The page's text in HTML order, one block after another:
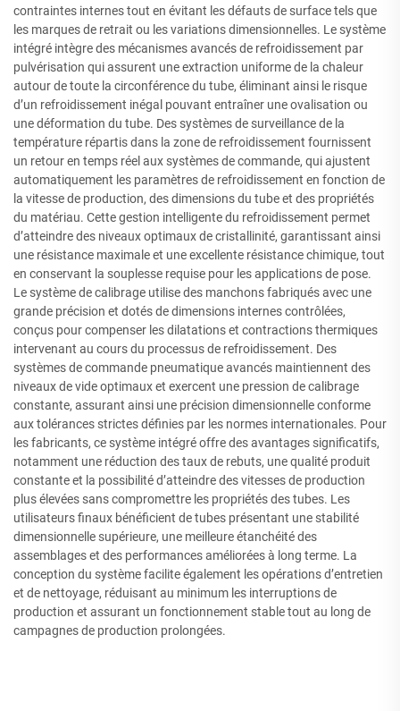
contraintes internes tout en évitant les défauts de surface tels que
les marques de retrait ou les variations dimensionnelles. Le système
intégré intègre des mécanismes avancés de refroidissement par
pulvérisation qui assurent une extraction uniforme de la chaleur
autour de toute la circonférence du tube, éliminant ainsi le risque
d’un refroidissement inégal pouvant entraîner une ovalisation ou
une déformation du tube. Des systèmes de surveillance de la
température répartis dans la zone de refroidissement fournissent
un retour en temps réel aux systèmes de commande, qui ajustent
automatiquement les paramètres de refroidissement en fonction de
la vitesse de production, des dimensions du tube et des propriétés
du matériau. Cette gestion intelligente du refroidissement permet
d’atteindre des niveaux optimaux de cristallinité, garantissant ainsi
une résistance maximale et une excellente résistance chimique, tout
en conservant la souplesse requise pour les applications de pose.
Le système de calibrage utilise des manchons fabriqués avec une
grande précision et dotés de dimensions internes contrôlées,
conçus pour compenser les dilatations et contractions thermiques
intervenant au cours du processus de refroidissement. Des
systèmes de commande pneumatique avancés maintiennent des
niveaux de vide optimaux et exercent une pression de calibrage
constante, assurant ainsi une précision dimensionnelle conforme
aux tolérances strictes définies par les normes internationales. Pour
les fabricants, ce système intégré offre des avantages significatifs,
notamment une réduction des taux de rebuts, une qualité produit
constante et la possibilité d’atteindre des vitesses de production
plus élevées sans compromettre les propriétés des tubes. Les
utilisateurs finaux bénéficient de tubes présentant une stabilité
dimensionnelle supérieure, une meilleure étanchéité des
assemblages et des performances améliorées à long terme. La
conception du système facilite également les opérations d’entretien
et de nettoyage, réduisant au minimum les interruptions de
production et assurant un fonctionnement stable tout au long de
campagnes de production prolongées.